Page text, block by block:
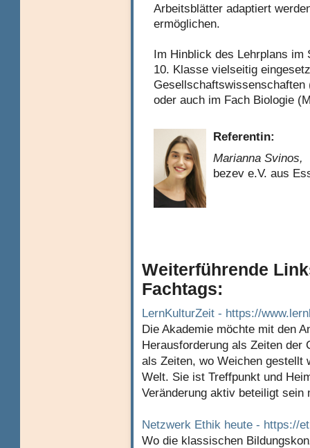
Arbeitsblätter adaptiert
ermöglichen.
Im Hinblick des Lehrplans
10. Klasse vielseitig
Gesellschaftswissenschaften
oder auch im Fach Biologie
Referentin:
Marianna Svinos,
bezev e.V. aus
Weiterführende
Fachtags:
LernKulturZeit - https://
Die Akademie möchte mit den
Herausforderung als Zeiten der
als Zeiten, wo Weichen gestellt
Welt. Sie ist Treffpunkt und
Veränderung aktiv beteiligt sein
Netzwerk Ethik heute - https://
Wo die klassischen